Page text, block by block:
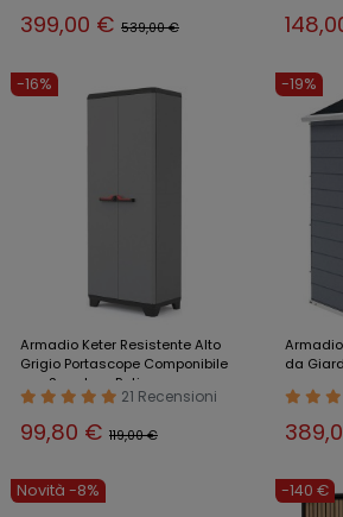
399,00 € 539,00 €
-16%
Armadio Keter Resistente Alto
Grigio Portascope Componibile
con Serratura Patio
21 Recensioni
99,80 € 119,00 €
-19%
Armadio
da
Novità -8% -140 €